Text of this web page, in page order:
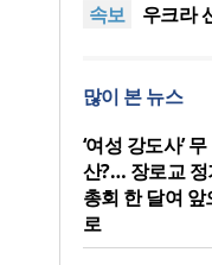
속보
까?
한인 목
우크라
지법 시
[최원호
말씀은
까?
美 이
한인 목
많이 본 뉴스
‘여성 강도사’ 무
산?… 장로교 정
총회 한 달여 앞
로